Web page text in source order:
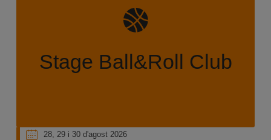
Stage Ball&Roll Club
l’equip, per assolir els objectius de la temporada,
alhora que treballes la cohesió del grup en unes
instal·lacions esportives adaptades a les teves
28, 29 i 30 d'agost 2026